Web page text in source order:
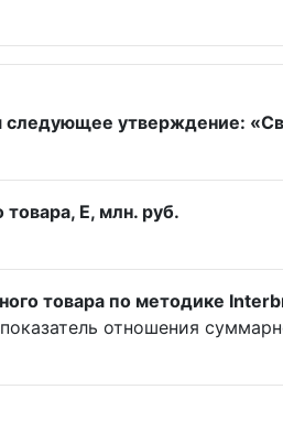
утверждение:
Е, млн. руб.
товара по методике
отношения